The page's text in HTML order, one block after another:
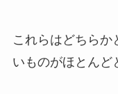
これらはどちらか
いものがほとんど